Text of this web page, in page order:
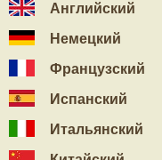
Английский
Немецкий
Французский
Испанский
Итальянский